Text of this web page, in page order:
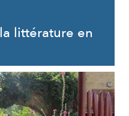
littérature en